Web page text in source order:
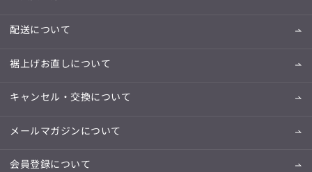
配送について
裾上げお直しについて
キャンセル・交換について
メールマガジンについて
会員登録について